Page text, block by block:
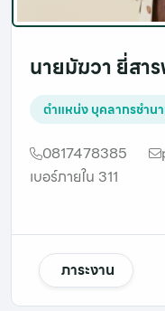
นายมัฆวา ยี่ส
ตำแหน่งบุคลากรชำน
0817478385
เบอร์ภายใน 311
ภาระงาน